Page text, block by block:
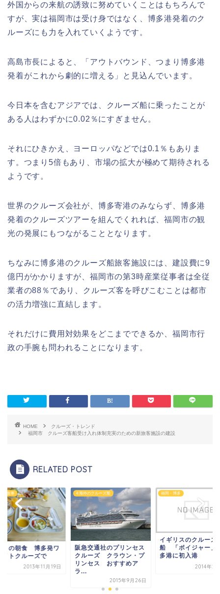
外国からの来航の誘致に努めていくことはもちろんで
すが、実は福岡市は受け身ではなく、博多港発着のク
ルーズにも力を入れていくようです。
高島市長によると、「アウトバウンド、つまり博多港
発着がこれから劇的に増える」と見込んでいます。
今日本を含むアジアでは、クルーズ船に乗ったことが
ある人はわずかに0.02％にすぎません。
それにひきかえ、ヨーロッパなどでは0.1％もありま
す。つまり5倍もあり、市場の拡大が極めて期待される
ようです。
世界のクルーズ会社が、博多寄港のみならず、博多港
発着のクルーズツアーを組んでくれれば、福岡市の観
光の発展にもつながることとなります。
ちなみに博多港のクルーズ船旅客施設には、建設費に9
億円がかかりますが、福岡市の第3時産業従事者は全従
業者の88％であり、クルーズ客を呼びこむことは都市
の活力増強に直結します。
それだけに費用対効果をどこまでできるか、福岡市行
政の手腕も問われることになります。
HOME
クルーズ・トレンド
福岡市 クルーズ客船受け入れ体制充実のための新旅客施設の建設
RELATED POST
・食事
Ⅱの朝食 博多発ワ
イトクルーズで
2013年11月19日
4 海外のクルーズ船
阪急交通社のプリンセス
クルーズ クラウン・プ
リンセス おすすめア
ラ...
2015年9月26日
福岡・博多
イギリスのクルーズ
船 「ボイジャー」
多港に初入港
2014年2